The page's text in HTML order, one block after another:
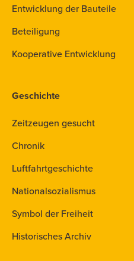
Entwicklung der Bauteile
Beteiligung
Kooperative Entwicklung
Geschichte
Zeitzeugen gesucht
Chronik
Luftfahrtgeschichte
Nationalsozialismus
Symbol der Freiheit
Historisches Archiv